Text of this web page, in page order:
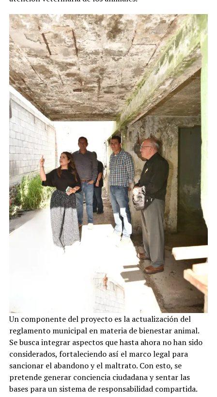
Un componente del proyecto es la actualización del
reglamento municipal en materia de bienestar animal.
Se busca integrar aspectos que hasta ahora no han sido
considerados, fortaleciendo así el marco legal para
sancionar el abandono y el maltrato. Con esto, se
pretende generar conciencia ciudadana y sentar las
bases para un sistema de responsabilidad compartida.